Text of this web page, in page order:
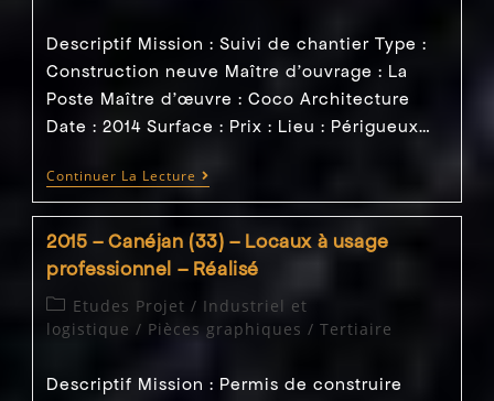
Descriptif Mission : Suivi de chantier Type :
Construction neuve Maître d'ouvrage : La
Poste Maître d’œuvre : Coco Architecture
Date : 2014 Surface : Prix : Lieu : Périgueux…
Continuer La Lecture 2014
–
Périgueux
(24)
–
Imprimerie
La
Poste
–
Quai
Réalisé
2015 – Canéjan (33) – Locaux à usage
professionnel – Réalisé
Post
category:
Etudes Projet / Industriel et
logistique / Pièces graphiques / Tertiaire
Descriptif Mission : Permis de construire